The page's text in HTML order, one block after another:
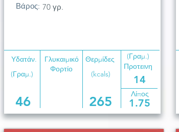
Βάρος: 70 γρ.
Υδατάν.
Γλυκαιμικό
Φορτίο
(Γραμ.)
Θερμίδες
(kcals)
Προτεινη
14
(Γραμ.)
46 265 Λίπος
1.75